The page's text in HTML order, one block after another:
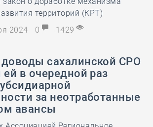
территорий (КРТ)
2024
0 1429
сахалинской СРО
в очередной раз
за неотработанные
авансы